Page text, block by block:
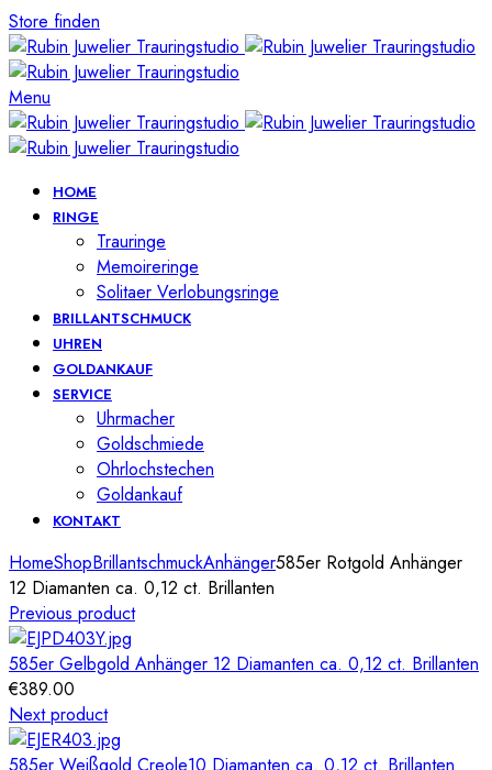
Store finden
Menu
HOME
RINGE
Trauringe
Memoireringe
Solitaer Verlobungsringe
BRILLANTSCHMUCK
UHREN
GOLDANKAUF
SERVICE
Uhrmacher
Goldschmiede
Ohrlochstechen
Goldankauf
KONTAKT
HomeShopBrillantschmuckAnhänger585er Rotgold Anhänger
12 Diamanten ca. 0,12 ct. Brillanten
Previous product
585er Gelbgold Anhänger 12 Diamanten ca. 0,12 ct. Brillanten
€389.00
Next product